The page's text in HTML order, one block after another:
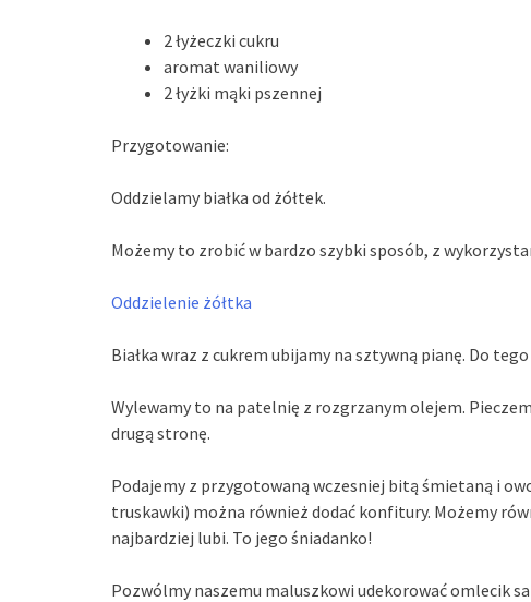
2 łyżeczki cukru
aromat waniliowy
2 łyżki mąki pszennej
Przygotowanie:
Oddzielamy białka od żółtek.
Możemy to zrobić w bardzo szybki sposób, z
Oddzielenie żółtka
Białka wraz z cukrem ubijamy na sztywną pianę. Do
Wylewamy to na patelnię z rozgrzanym olejem.
drugą stronę.
Podajemy z przygotowaną wczesniej bitą śmietaną i
truskawki) można również dodać konfitury. Możemy
najbardziej lubi. To jego śniadanko!
Pozwólmy naszemu maluszkowi udekorować omlecik